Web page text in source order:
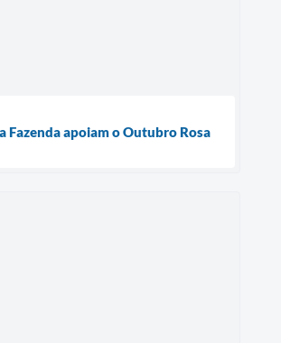
Fazenda apoiam o Outubro Rosa